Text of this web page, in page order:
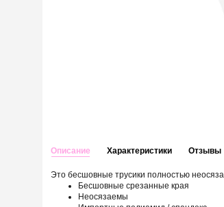
Описание
Это бесшовные трусики полностью
Бесшовные срезанные края
Неосязаемы
Характеристики Отзывы